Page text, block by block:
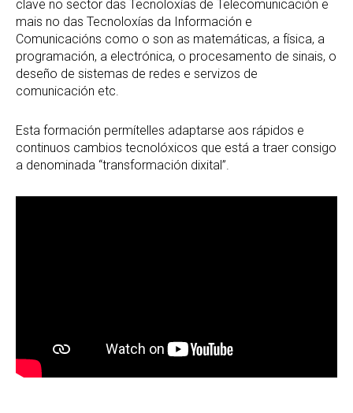
clave no sector das Tecnoloxías de Telecomunicación e
mais no das Tecnoloxías da Información e
Comunicacións como o son as matemáticas, a física, a
programación, a electrónica, o procesamento de sinais, o
deseño de sistemas de redes e servizos de
comunicación etc.
Esta formación permítelles adaptarse aos rápidos e
continuos cambios tecnolóxicos que está a traer consigo
a denominada “transformación dixital”.